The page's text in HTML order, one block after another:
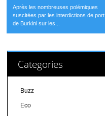
Après les nombreuses polémiques
suscitées par les interdictions de port
de Burkini sur les...
Categories
Buzz
Eco